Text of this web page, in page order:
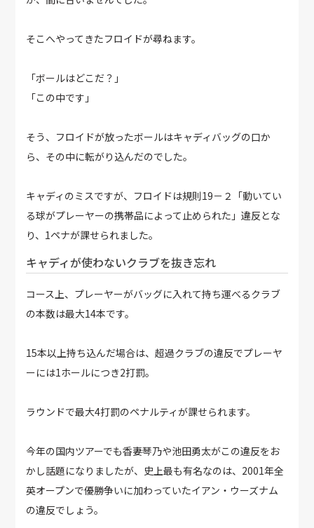
そこへやってきたフロイドが尋ねます。
「ボールはどこだ？」
「この中です」
そう、フロイドが放ったボールはキャディバッグの口か
ら、その中に転がり込んだのでした。
キャディのミスですが、フロイドは規則19－２「動いてい
る球がプレーヤーの携帯品によって止められた」違反とな
り、1ペナが課せられました。
キャディが使わないクラブを抜き忘れ
コース上、プレーヤーがバッグに入れて持ち運べるクラブ
の本数は最大14本です。
15本以上持ち込んだ場合は、超過クラブの違反でプレーヤ
ーには1ホールにつき2打罰。
ラウンドで最大4打罰のペナルティが課せられます。
今年の国内ツアーでも香妻琴乃や池田勇太がこの違反をお
かし話題になりましたが、史上最も有名なのは、2001年全
英オープンで優勝争いに加わっていたイアン・ウーズナム
の違反でしょう。